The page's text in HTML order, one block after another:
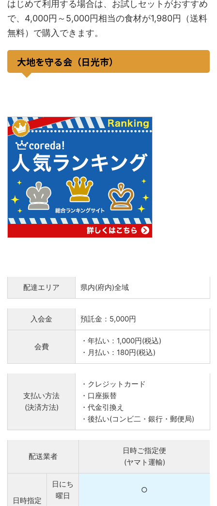
はじめて利用する場合は、お試しセットがおすすめ
で、4,000円～5,000円相当の食材が1,980円（送料
無料）で購入できます。
大地を守る会（日光市）
配達エリア 県内(府内)全域
入会金 預託金：5,000円
会費
・年払い：1,000円(税込)
・月払い：180円(税込)
支払い方法
(決済方法)
・クレジットカード
・口座振替
・代金引換え
・後払い(コンビ二・銀行・郵便局)
配送業者
日時ご指定便
(ヤマト運輸)
日時指定
日にち
曜日
○